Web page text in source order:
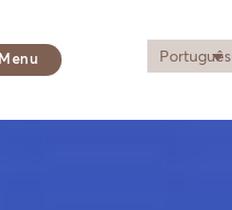
Menu Português